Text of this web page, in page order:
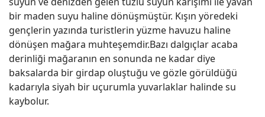
bir maden suyu haline dönüşmüştür. Kışın yöredeki
gençlerin yazında turistlerin yüzme havuzu haline
dönüşen mağara muhteşemdir.Bazı dalgıçlar acaba
derinliği mağaranın en sonunda ne kadar diye
baksalarda bir girdap oluştuğu ve gözle görüldüğü
kadarıyla siyah bir uçurumla yuvarlaklar halinde su
kaybolur.